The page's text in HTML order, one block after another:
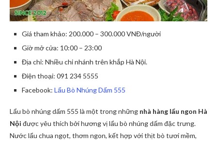
Giá tham khảo: 200.000 – 300.000 VNĐ/người
Giờ mở cửa: 10:00 – 23:00
Địa chỉ: Nhiều chi nhánh trên khắp Hà Nội.
Điện thoại: 091 234 5555
Facebook: Lẩu Bò Nhúng Dấm 555
Lẩu bò nhúng dấm 555 là một trong những nhà hàng lẩu ngon Hà
Nội được yêu thích bởi hương vị lẩu bò nhúng dấm đặc trưng.
Nước lẩu chua ngọt, thơm ngon, kết hợp với thịt bò tươi mềm,